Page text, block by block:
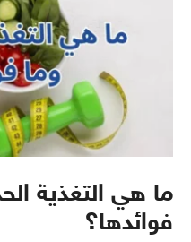
ما هي التغذية
فوائدها؟